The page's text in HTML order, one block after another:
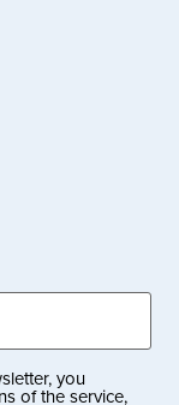
you
of the service,